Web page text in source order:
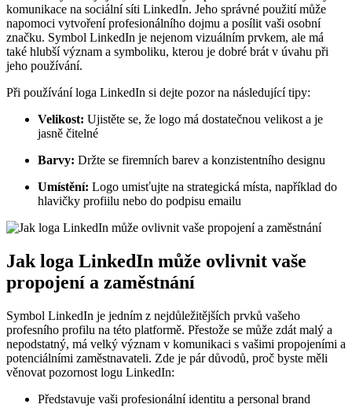
komunikace na sociální síti LinkedIn. Jeho správné použití může
napomoci vytvoření profesionálního dojmu a posílit vaši osobní
značku. Symbol LinkedIn je nejenom vizuálním prvkem, ale má
také hlubší význam a symboliku, kterou je dobré brát v úvahu při
jeho používání.
Při používání loga LinkedIn si dejte pozor na následující tipy:
Velikost: Ujistěte se, že logo má dostatečnou velikost a je
jasně čitelné
Barvy: Držte se firemních barev a konzistentního designu
Umístění: Logo umisťujte na strategická místa, například do
hlavičky profiilu nebo do podpisu emailu
Jak loga LinkedIn může ovlivnit vaše
propojení a zaměstnání
Symbol LinkedIn je jedním z nejdůležitějších prvků vašeho
profesního profilu na této platformě. Přestože se může zdát malý a
nepodstatný, má velký význam v komunikaci s vašimi propojeními a
potenciálními zaměstnavateli. Zde je pár důvodů, proč byste měli
věnovat pozornost logu LinkedIn:
Představuje vaši profesionální identitu a personal brand